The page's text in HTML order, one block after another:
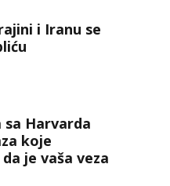
i Iranu se
sa Harvarda
koje
je vaša veza